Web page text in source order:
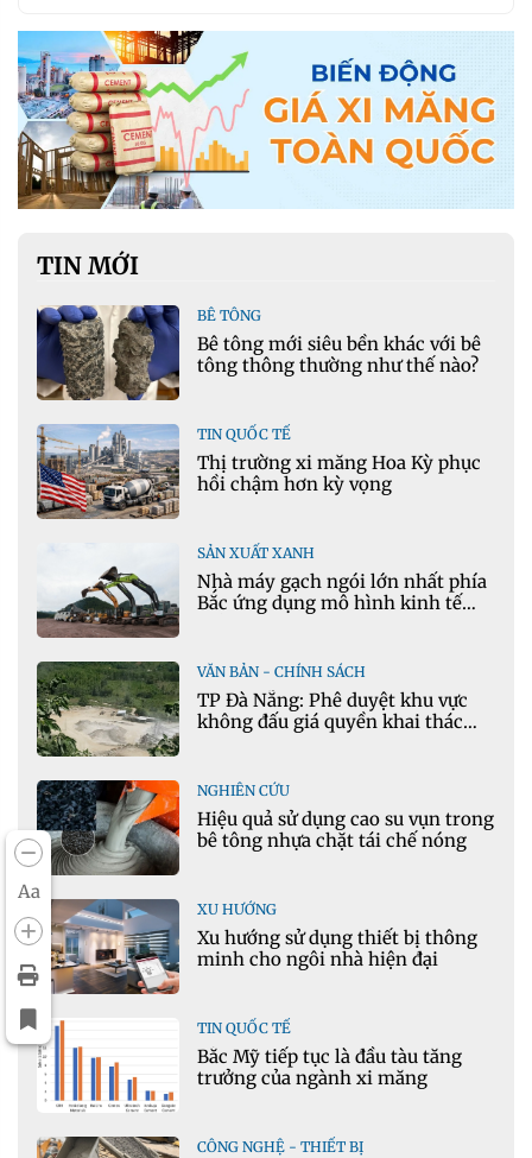
Aa
TIN MỚI
BÊ TÔNG
Bê tông mới siêu bền khác với bê
tông thông thường như thế nào?
TIN QUỐC TẾ
Thị trường xi măng Hoa Kỳ phục
hồi chậm hơn kỳ vọng
SẢN XUẤT XANH
Nhà máy gạch ngói lớn nhất phía
Bắc ứng dụng mô hình kinh tế
VĂN BẢN - CHÍNH SÁCH
TP Đà Nẵng: Phê duyệt khu vực
không đấu giá quyền khai thác
NGHIÊN CỨU
Hiệu quả sử dụng cao su vụn trong
bê tông nhựa chặt tái chế nóng
XU HƯỚNG
Xu hướng sử dụng thiết bị thông
minh cho ngôi nhà hiện đại
TIN QUỐC TẾ
Bắc Mỹ tiếp tục là đầu tàu tăng
trưởng của ngành xi măng
CÔNG NGHỆ - THIẾT BỊ